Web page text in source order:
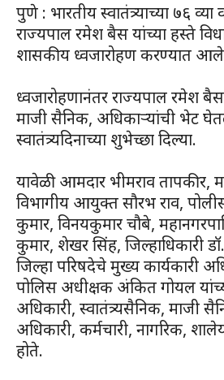
पुणे : भारतीय स्वातंत्र्याच्या ७६ व्या
राज्यपाल रमेश बैस यांच्या हस्ते
शासकीय ध्वजारोहण करण्यात
ध्वजारोहणानंतर राज्यपाल रमेश बैस
माजी सैनिक, अधिकाऱ्यांची भेट
स्वातंत्र्यदिनाच्या शुभेच्छा दिल्या.
यावेळी आमदार भीमराव तापकीर,
विभागीय आयुक्त सौरभ राव,
कुमार, विनयकुमार चौबे,
कुमार, शेखर सिंह, जिल्हाधिकारी
जिल्हा परिषदेचे मुख्य कार्यकारी
पोलिस अधीक्षक अंकित गोयल
अधिकारी, स्वातंत्र्यसैनिक, माजी
अधिकारी, कर्मचारी, नागरिक, शालेय
होते.